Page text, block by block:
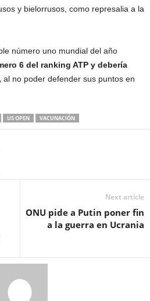
y bielorrusos, como represalia a la
número uno mundial del año
6 del ranking ATP y debería
al no poder defender sus puntos en
US OPEN VACUNACIÓN
Next article
ONU pide a Putin poner fin
a la guerra en Ucrania